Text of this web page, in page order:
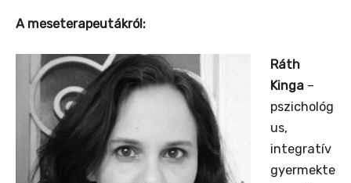
A meseterapeutákról:
Ráth
Kinga–
pszichológ
us,
integratív
gyermekte